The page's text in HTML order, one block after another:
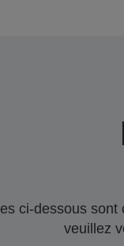
ci-dessous sont
veuillez